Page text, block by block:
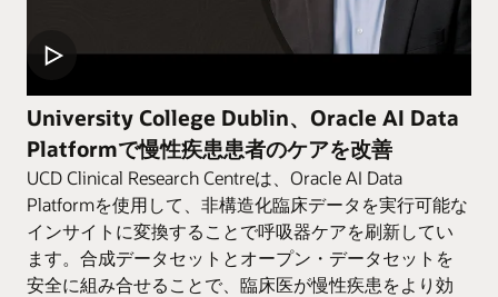
University College Dublin、Oracle AI Data
Platformで慢性疾患患者のケアを改善
UCD Clinical Research Centreは、Oracle AI Data
Platformを使用して、非構造化臨床データを実行可能な
インサイトに変換することで呼吸器ケアを刷新してい
ます。合成データセットとオープン・データセットを
安全に組み合せることで、臨床医が慢性疾患をより効